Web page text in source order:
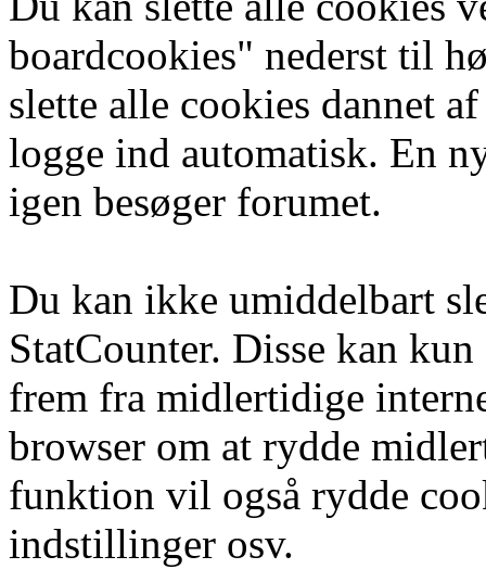
boardcookies" nederst til
slette alle cookies dannet
logge ind automatisk. En
igen besøger forumet.
Du kan ikke umiddelbart
StatCounter. Disse kan
frem fra midlertidige
browser om at rydde
funktion vil også rydde
indstillinger osv.